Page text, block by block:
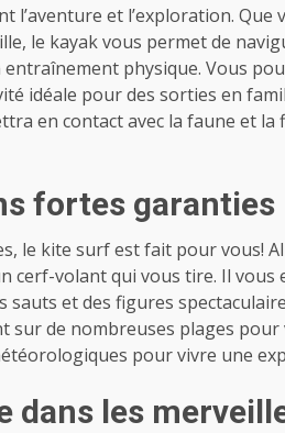
l’aventure et l’exploration. Que
le kayak vous permet de
physique. Vous
idéale pour des sorties en
en contact avec la faune et
fortes garanties
le kite surf est fait pour vous!
cerf-volant qui vous tire. Il vous
sauts et des figures
sur de nombreuses plages
pour vivre une
dans les